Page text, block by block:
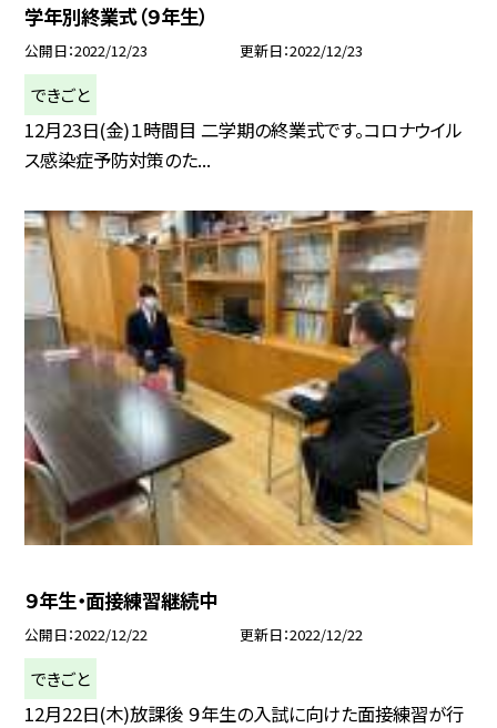
学年別終業式（９年生）
公開日 2022/12/23 更新日 2022/12/23
できごと
12月23日(金)１時間目 二学期の終業式です。コロナウイル
ス感染症予防対策のた...
９年生・面接練習継続中
公開日 2022/12/22 更新日 2022/12/22
できごと
12月22日(木)放課後 ９年生の入試に向けた面接練習が行